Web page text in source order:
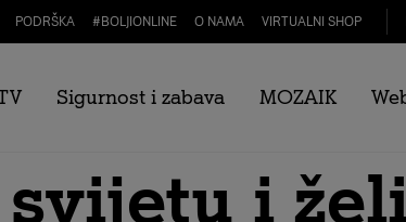
PODRŠKA # BOLJIONLINE O NAMA VIRTUALNI SHOP
Sigurnost i zabava MOZAIK
sam
i